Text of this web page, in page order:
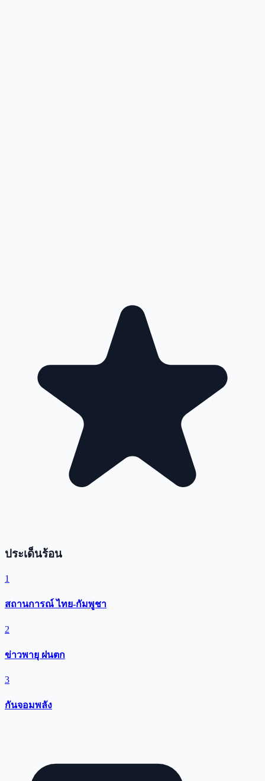
ประเด็นร้อน
1
สถานการณ์ ไทย-กัมพูชา
2
ข่าวพายุ ฝนตก
3
กันจอมพลัง